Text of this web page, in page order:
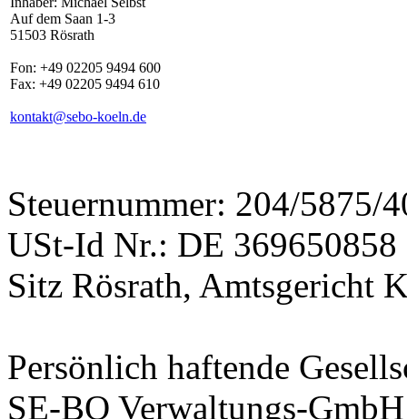
Auf dem Saan 1-3
51503 Rösrath
Fon: +49 02205 9494 600
Fax: +49 02205 9494 610
kontakt@sebo-koeln.de
Steuernummer: 204/5875/
USt-Id Nr.: DE 369650858
Sitz Rösrath, Amtsgericht
Persönlich haftende
SE-BO Verwaltungs-GmbH